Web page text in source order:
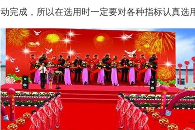
动完成，所以在选用时一定要对各种指标认真选用